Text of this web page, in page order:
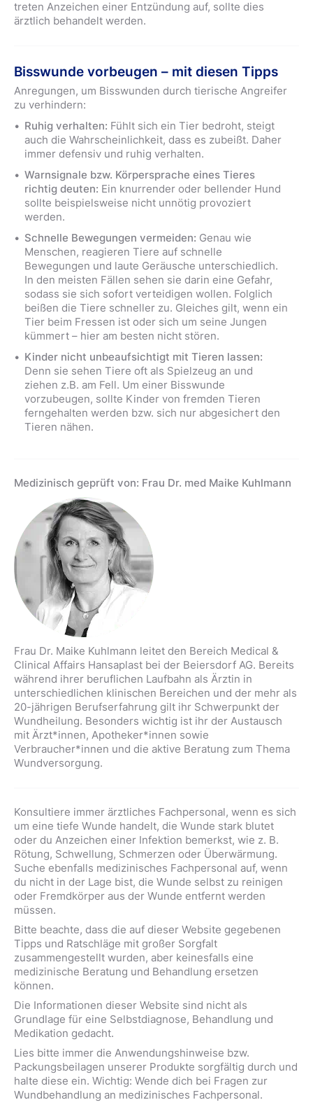
treten Anzeichen einer Entzündung auf, sollte dies
ärztlich behandelt werden.
Bisswunde vorbeugen – mit diesen Tipps
Anregungen, um Bisswunden durch tierische Angreifer
zu verhindern:
Ruhig verhalten: Fühlt sich ein Tier bedroht, steigt
auch die Wahrscheinlichkeit, dass es zubeißt. Daher
immer defensiv und ruhig verhalten.
Warnsignale bzw. Körpersprache eines Tieres
richtig deuten: Ein knurrender oder bellender Hund
sollte beispielsweise nicht unnötig provoziert
werden.
Schnelle Bewegungen vermeiden: Genau wie
Menschen, reagieren Tiere auf schnelle
Bewegungen und laute Geräusche unterschiedlich.
In den meisten Fällen sehen sie darin eine Gefahr,
sodass sie sich sofort verteidigen wollen. Folglich
beißen die Tiere schneller zu. Gleiches gilt, wenn ein
Tier beim Fressen ist oder sich um seine Jungen
kümmert – hier am besten nicht stören.
Kinder nicht unbeaufsichtigt mit Tieren lassen:
Denn sie sehen Tiere oft als Spielzeug an und
ziehen z.B. am Fell. Um einer Bisswunde
vorzubeugen, sollte Kinder von fremden Tieren
ferngehalten werden bzw. sich nur abgesichert den
Tieren nähen.
Medizinisch geprüft von: Frau Dr. med Maike Kuhlmann
Frau Dr. Maike Kuhlmann leitet den Bereich Medical &
Clinical Affairs Hansaplast bei der Beiersdorf AG. Bereits
während ihrer beruflichen Laufbahn als Ärztin in
unterschiedlichen klinischen Bereichen und der mehr als
20-jährigen Berufserfahrung gilt ihr Schwerpunkt der
Wundheilung. Besonders wichtig ist ihr der Austausch
mit Ärzt*innen, Apotheker*innen sowie
Verbraucher*innen und die aktive Beratung zum Thema
Wundversorgung.
Konsultiere immer ärztliches Fachpersonal, wenn es sich
um eine tiefe Wunde handelt, die Wunde stark blutet
oder du Anzeichen einer Infektion bemerkst, wie z. B.
Rötung, Schwellung, Schmerzen oder Überwärmung.
Suche ebenfalls medizinisches Fachpersonal auf, wenn
du nicht in der Lage bist, die Wunde selbst zu reinigen
oder Fremdkörper aus der Wunde entfernt werden
müssen.
Bitte beachte, dass die auf dieser Website gegebenen
Tipps und Ratschläge mit großer Sorgfalt
zusammengestellt wurden, aber keinesfalls eine
medizinische Beratung und Behandlung ersetzen
können.
Die Informationen dieser Website sind nicht als
Grundlage für eine Selbstdiagnose, Behandlung und
Medikation gedacht.
Lies bitte immer die Anwendungshinweise bzw.
Packungsbeilagen unserer Produkte sorgfältig durch und
halte diese ein. Wichtig: Wende dich bei Fragen zur
Wundbehandlung an medizinisches Fachpersonal.